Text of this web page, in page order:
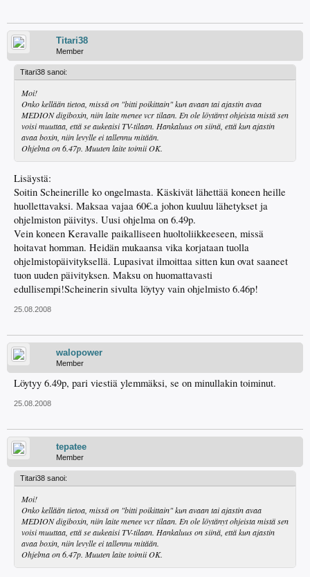
Titari38
Member
Titari38 sanoi:
Moi!
Onko kellään tietoa, missä on "bitti poikittain" kun avaan tai ajastin avaa
MEDION digiboxin, niin laite menee vcr tilaan. En ole löytänyt ohjeista mistä sen
voisi muuttaa, että se aukeaisi TV-tilaan. Hankaluus on siinä, että kun ajastin
avaa boxin, niin levylle ei tallennu mitään.
Ohjelma on 6.47p. Muuten laite toimii OK.
Lisäystä:
Soitin Scheinerille ko ongelmasta. Käskivät lähettää koneen heille
huollettavaksi. Maksaa vajaa 60€.a johon kuuluu lähetykset ja
ohjelmiston päivitys. Uusi ohjelma on 6.49p.
Vein koneen Keravalle paikalliseen huoltoliikkeeseen, missä
hoitavat homman. Heidän mukaansa vika korjataan tuolla
ohjelmistopäivityksellä. Lupasivat ilmoittaa sitten kun ovat saaneet
tuon uuden päivityksen. Maksu on huomattavasti
edullisempi!Scheinerin sivulta löytyy vain ohjelmisto 6.46p!
25.08.2008
walopower
Member
Löytyy 6.49p, pari viestiä ylemmäksi, se on minullakin toiminut.
25.08.2008
tepatee
Member
Titari38 sanoi:
Moi!
Onko kellään tietoa, missä on "bitti poikittain" kun avaan tai ajastin avaa
MEDION digiboxin, niin laite menee vcr tilaan. En ole löytänyt ohjeista mistä sen
voisi muuttaa, että se aukeaisi TV-tilaan. Hankaluus on siinä, että kun ajastin
avaa boxin, niin levylle ei tallennu mitään.
Ohjelma on 6.47p. Muuten laite toimii OK.